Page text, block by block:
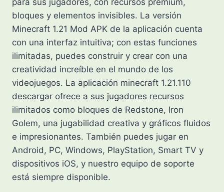
para sus jugadores, con recursos premium,
bloques y elementos invisibles. La versión
Minecraft 1.21 Mod APK de la aplicación cuenta
con una interfaz intuitiva; con estas funciones
ilimitadas, puedes construir y crear con una
creatividad increíble en el mundo de los
videojuegos. La aplicación minecraft 1.21.110
descargar ofrece a sus jugadores recursos
ilimitados como bloques de Redstone, Iron
Golem, una jugabilidad creativa y gráficos fluidos
e impresionantes. También puedes jugar en
Android, PC, Windows, PlayStation, Smart TV y
dispositivos iOS, y nuestro equipo de soporte
está siempre disponible.